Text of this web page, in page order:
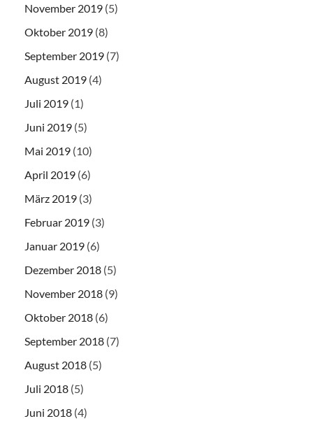
November 2019 (5)
Oktober 2019 (8)
September 2019 (7)
August 2019 (4)
Juli 2019 (1)
Juni 2019 (5)
Mai 2019 (10)
April 2019 (6)
März 2019 (3)
Februar 2019 (3)
Januar 2019 (6)
Dezember 2018 (5)
November 2018 (9)
Oktober 2018 (6)
September 2018 (7)
August 2018 (5)
Juli 2018 (5)
Juni 2018 (4)